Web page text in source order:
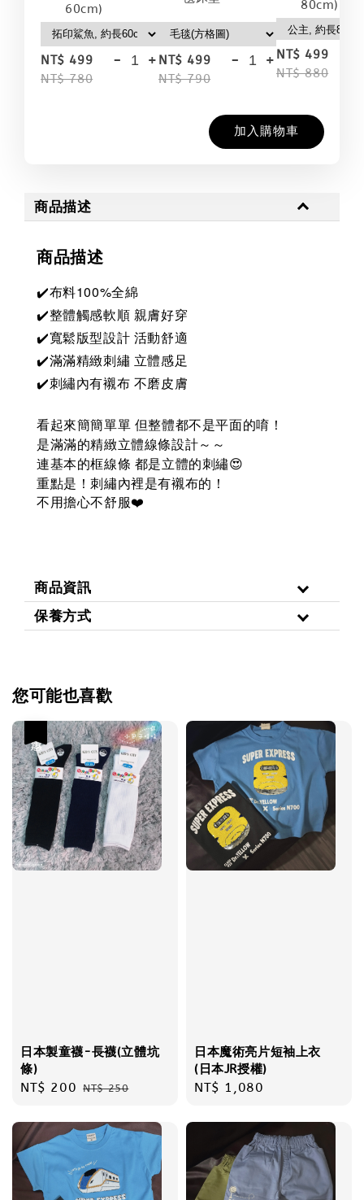
60cm)
NT$ 499
NT$ 780
- + NT$ 499
NT$ 790
- +
80cm)
NT$ 499
NT$ 880
加入購物車
商品描述
商品描述
✔️布料100%全綿
✔️整體觸感軟順 親膚好穿
✔️寬鬆版型設計 活動舒適
✔️滿滿精緻刺繡 立體感足
✔️刺繡內有襯布 不磨皮膚
看起來簡簡單單 但整體都不是平面的唷！
是滿滿的精緻立體線條設計～～
連基本的框線條 都是立體的刺繡😍
重點是！刺繡內裡是有襯布的！
不用擔心不舒服❤️
商品資訊
保養方式
您可能也喜歡
日本製童襪-長襪(立體坑
條)
Sale
NT$ 200 Regular
NT$ 250
日本魔術亮片短袖上衣
(日本JR授權)
Regular
NT$ 1,080